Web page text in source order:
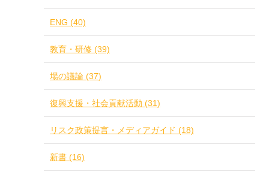
ENG (40)
教育・研修 (39)
場の議論 (37)
復興支援・社会貢献活動 (31)
リスク政策提言・メディアガイド (18)
新書 (16)